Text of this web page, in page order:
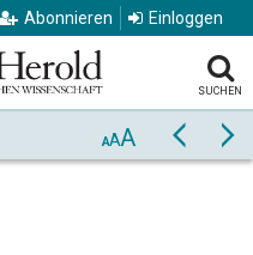
Abonnieren Einloggen
SUCHEN
AAA Zurück